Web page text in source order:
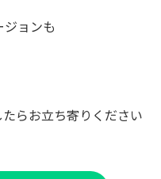
ジョンも
らお立ち寄りください